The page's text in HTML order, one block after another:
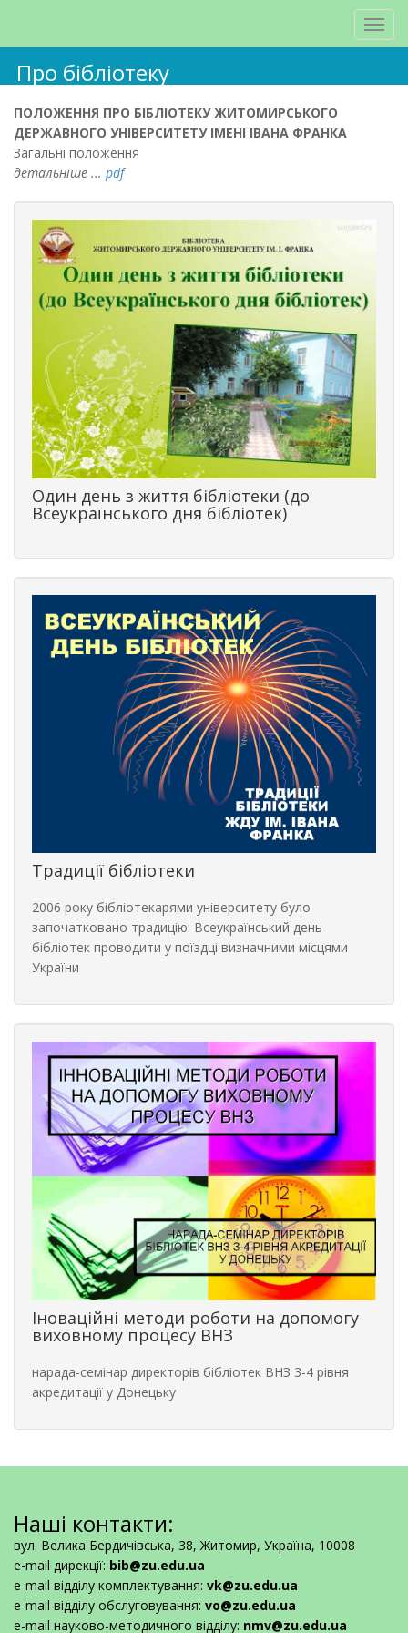
Про бібліотеку
ПОЛОЖЕННЯ ПРО БІБЛІОТЕКУ ЖИТОМИРСЬКОГО
ДЕРЖАВНОГО УНІВЕРСИТЕТУ ІМЕНІ ІВАНА ФРАНКА
Загальні положення
детальніше ... pdf
Один день з життя бібліотеки (до
Всеукраїнського дня бібліотек)
Традиції бібліотеки
2006 року бібліотекарями університету було
започатковано традицію: Всеукраїнський день
бібліотек проводити у поїздці визначними місцями
України
Іноваційні методи роботи на допомогу
виховному процесу ВНЗ
нарада-семінар директорів бібліотек ВНЗ 3-4 рівня
акредитації у Донецьку
Наші контакти:
вул. Велика Бердичівська, 38, Житомир, Україна, 10008
e-mail дирекції: bib@zu.edu.ua
e-mail відділу комплектування: vk@zu.edu.ua
e-mail відділу обслуговування: vo@zu.edu.ua
e-mail науково-методичного відділу: nmv@zu.edu.ua